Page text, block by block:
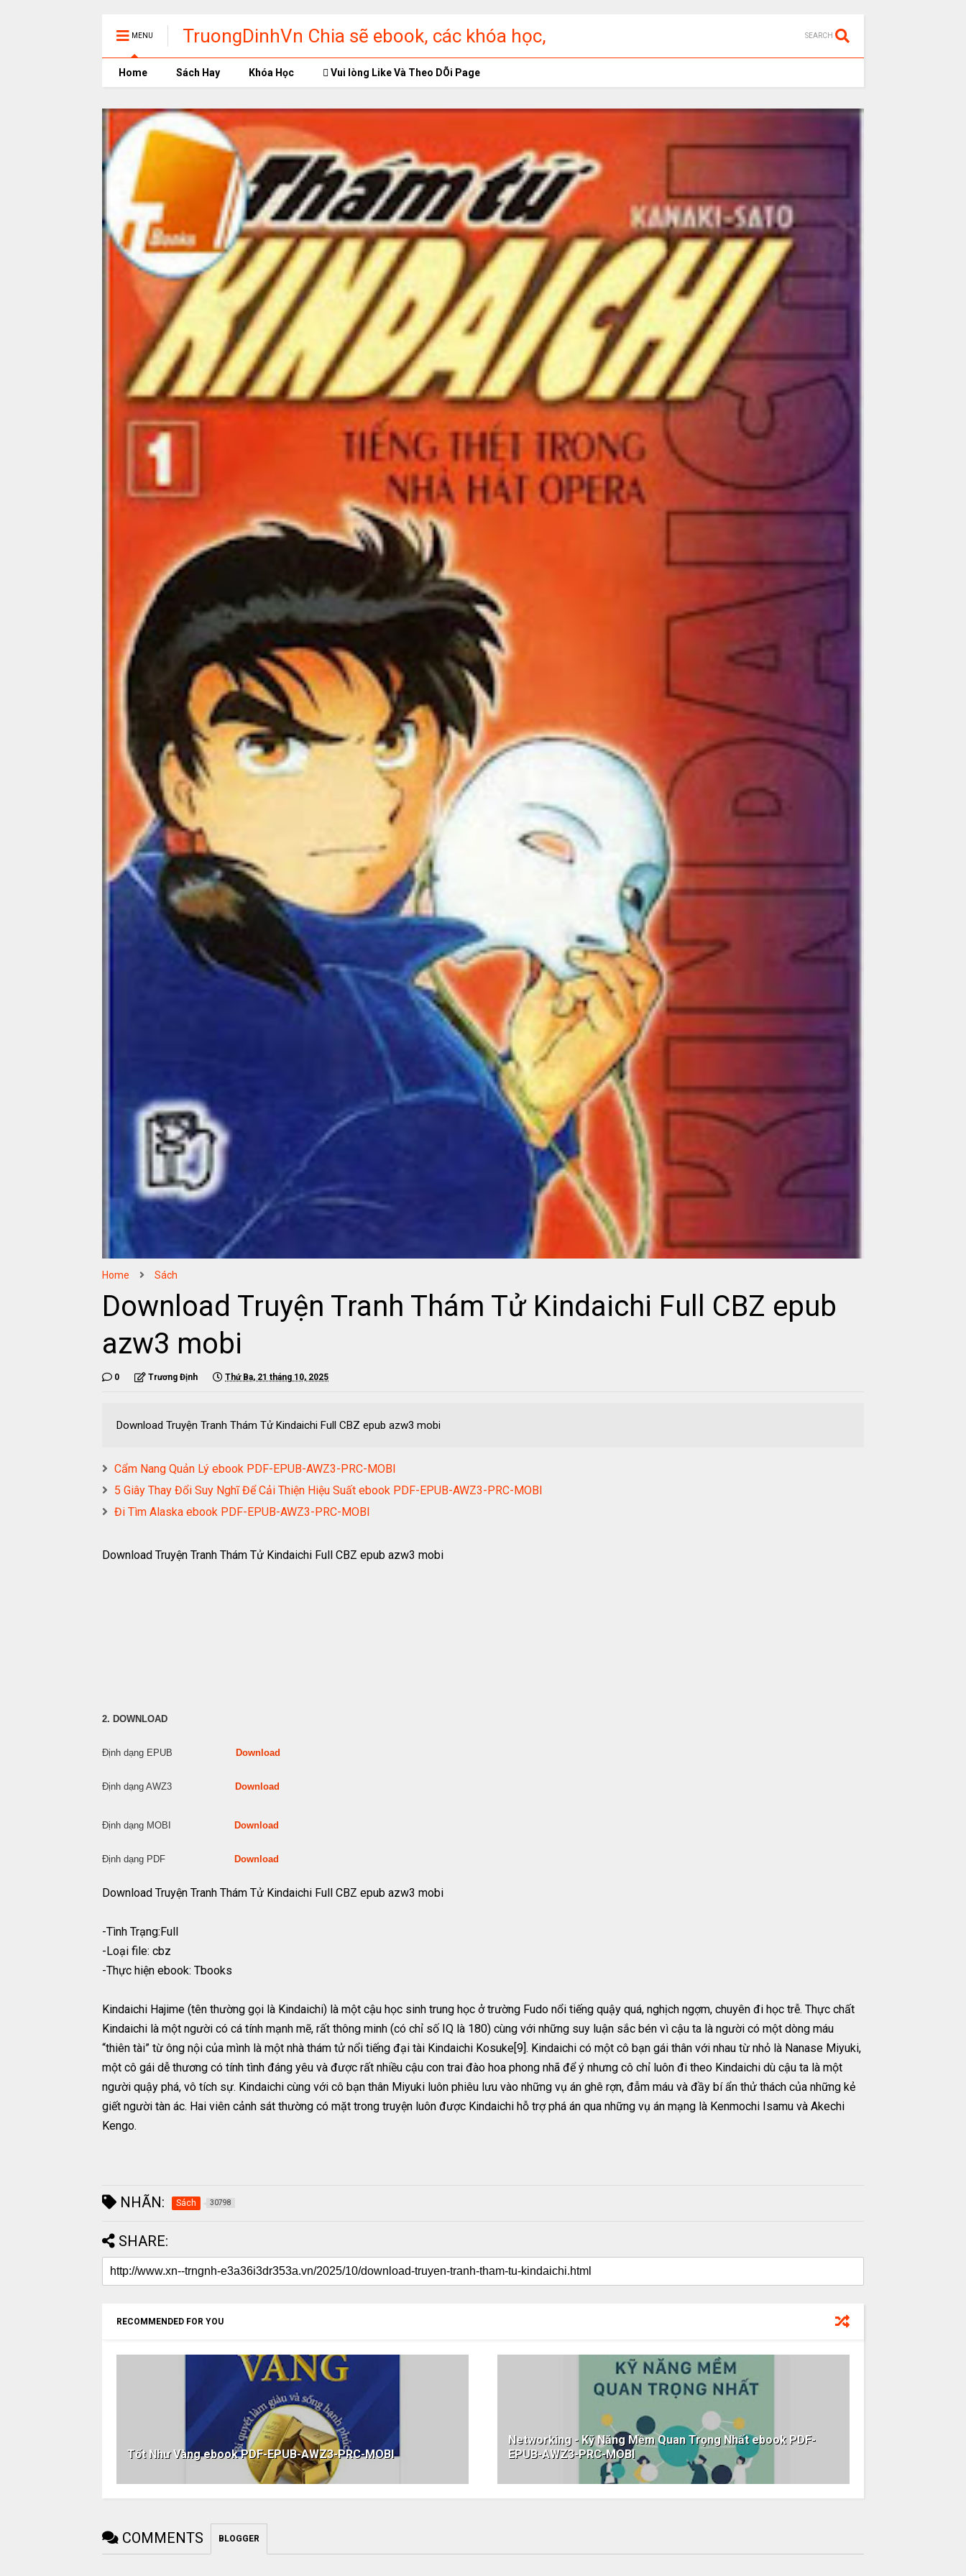
MENU
TruongDinhVn Chia sẽ ebook, các khóa học,
phần mềm học tập miễn phí
SEARCH
Home Sách Hay Khóa Học Vui lòng Like Và Theo DÕi Page
Home Sách
Download Truyện Tranh Thám Tử Kindaichi Full CBZ epub
azw3 mobi
0 Trương Định Thứ Ba, 21 tháng 10, 2025
Download Truyện Tranh Thám Tử Kindaichi Full CBZ epub azw3 mobi
Cẩm Nang Quản Lý ebook PDF-EPUB-AWZ3-PRC-MOBI
5 Giây Thay Đổi Suy Nghĩ Để Cải Thiện Hiệu Suất ebook PDF-EPUB-AWZ3-PRC-MOBI
Đi Tìm Alaska ebook PDF-EPUB-AWZ3-PRC-MOBI
Download Truyện Tranh Thám Tử Kindaichi Full CBZ epub azw3 mobi
2. DOWNLOAD
Định dạng EPUB Download
Định dạng AWZ3 Download
Định dạng MOBI Download
Định dạng PDF Download
Download Truyện Tranh Thám Tử Kindaichi Full CBZ epub azw3 mobi
-Tình Trạng:Full
-Loại file: cbz
-Thực hiện ebook: Tbooks
Kindaichi Hajime (tên thường gọi là Kindaichi) là một cậu học sinh trung học ở trường Fudo nổi tiếng quậy quá, nghịch ngợm, chuyên đi học trễ. Thực chất
Kindaichi là một người có cá tính mạnh mẽ, rất thông minh (có chỉ số IQ là 180) cùng với những suy luận sắc bén vì cậu ta là người có một dòng máu
“thiên tài” từ ông nội của mình là một nhà thám tử nổi tiếng đại tài Kindaichi Kosuke[9]. Kindaichi có một cô bạn gái thân với nhau từ nhỏ là Nanase Miyuki,
một cô gái dễ thương có tính tình đáng yêu và được rất nhiều cậu con trai đào hoa phong nhã để ý nhưng cô chỉ luôn đi theo Kindaichi dù cậu ta là một
người quậy phá, vô tích sự. Kindaichi cùng với cô bạn thân Miyuki luôn phiêu lưu vào những vụ án ghê rợn, đẫm máu và đầy bí ẩn thử thách của những kẻ
giết người tàn ác. Hai viên cảnh sát thường có mặt trong truyện luôn được Kindaichi hỗ trợ phá án qua những vụ án mạng là Kenmochi Isamu và Akechi
Kengo.
NHÃN: Sách 30798
SHARE:
RECOMMENDED FOR YOU
Tốt Như Vàng ebook PDF-EPUB-AWZ3-PRC-MOBI
Networking - Kỹ Năng Mềm Quan Trọng Nhất ebook PDF-
EPUB-AWZ3-PRC-MOBI
COMMENTS BLOGGER